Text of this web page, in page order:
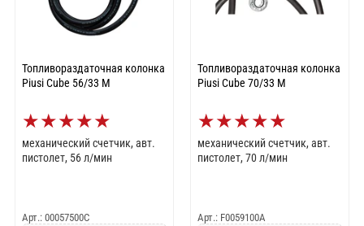
Топливораздаточная колонка
Piusi Cube 56/33 M
★★★★★
механический счетчик, авт.
пистолет, 56 л/мин
Арт.: 00057500C
Топливораздаточная колонка
Piusi Cube 70/33 M
★★★★★
механический счетчик, авт.
пистолет, 70 л/мин
Арт.: F0059100A